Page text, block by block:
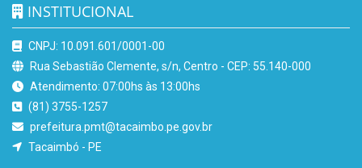
INSTITUCIONAL
CNPJ: 10.091.601/0001-00
Rua Sebastião Clemente, s/n, Centro - CEP: 55.140-000
Atendimento: 07:00hs às 13:00hs
(81) 3755-1257
prefeitura.pmt@tacaimbo.pe.gov.br
Tacaimbó - PE